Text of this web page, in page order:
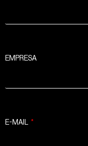
EMPRESA
E-MAIL